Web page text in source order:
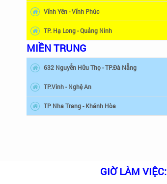
Vĩnh Yên - Vĩnh Phúc
TP. Hạ Long - Quảng Ninh
MIỀN TRUNG
632 Nguyễn Hữu Thọ - TP.Đà Nẵng
TP.Vinh - Nghệ An
TP Nha Trang - Khánh Hòa
GIỜ LÀM VIỆC: